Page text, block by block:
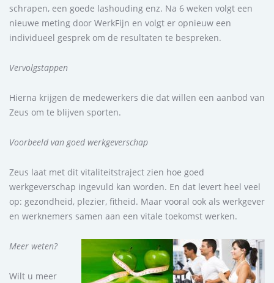
schrapen, een goede lashouding enz. Na 6 weken volgt een
nieuwe meting door WerkFijn en volgt er opnieuw een
individueel gesprek om de resultaten te bespreken.
Vervolgstappen
Hierna krijgen de medewerkers die dat willen een aanbod van
Zeus om te blijven sporten.
Voorbeeld van goed werkgeverschap
Zeus laat met dit vitaliteitstraject zien hoe goed
werkgeverschap ingevuld kan worden. En dat levert heel veel
op: gezondheid, plezier, fitheid. Maar vooral ook als werkgever
en werknemers samen aan een vitale toekomst werken.
Meer weten?
Wilt u meer